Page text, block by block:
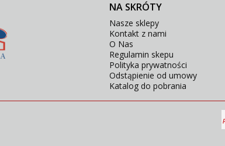
NA SKRÓTY
Nasze sklepy
Kontakt z nami
O Nas
Regulamin skepu
Polityka prywatności
Odstąpienie od umowy
Katalog do pobrania